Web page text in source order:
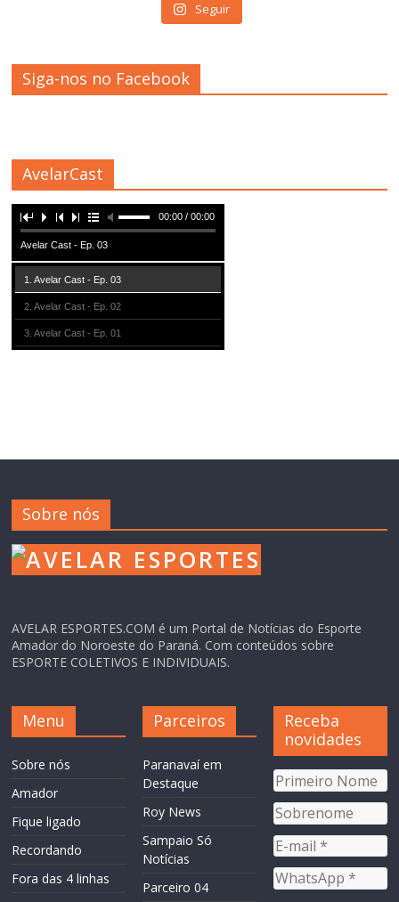
Seguir
Siga-nos no Facebook
AvelarCast
00:00 / 00:00
Avelar Cast - Ep. 03
1. Avelar Cast - Ep. 03
2. Avelar Cast - Ep. 02
3. Avelar Cast - Ep. 01
Sobre nós
AVELAR ESPORTES.COM é um Portal de Notícias do Esporte
Amador do Noroeste do Paraná. Com conteúdos sobre
ESPORTE COLETIVOS E INDIVIDUAIS.
Menu
Sobre nós
Amador
Fique ligado
Recordando
Fora das 4 linhas
Parceiros
Paranavaí em
Destaque
Roy News
Sampaio Só
Notícias
Parceiro 04
Receba
novidades